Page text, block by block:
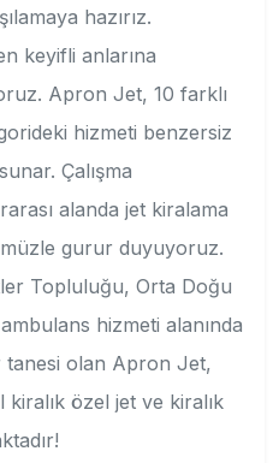
hazırız.
keyifli anlarına
Apron Jet, 10 farklı
hizmeti benzersiz
Çalışma
alanda jet kiralama
gurur duyuyoruz.
Topluluğu, Orta Doğu
hizmeti alanında
olan Apron Jet,
özel jet ve kiralık